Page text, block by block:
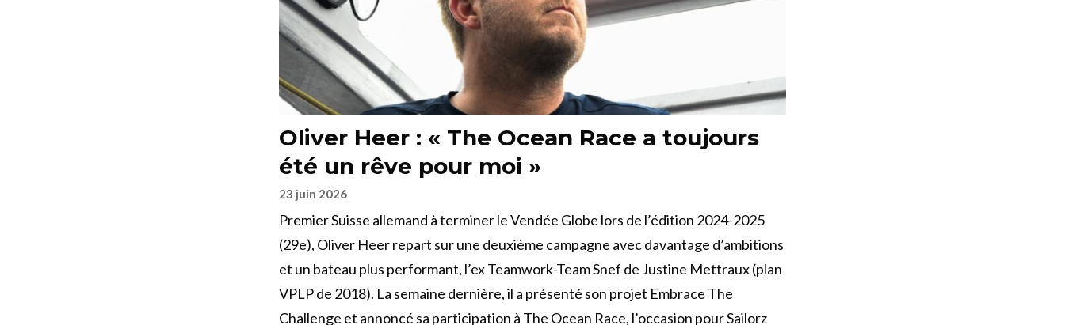
Oliver Heer : « The Ocean Race a toujours
été un rêve pour moi »
23 juin 2026
Premier Suisse allemand à terminer le Vendée Globe lors de l’édition 2024-2025
(29e), Oliver Heer repart sur une deuxième campagne avec davantage d’ambitions
et un bateau plus performant, l’ex Teamwork-Team Snef de Justine Mettraux (plan
VPLP de 2018). La semaine dernière, il a présenté son projet Embrace The
Challenge et annoncé sa participation à The Ocean Race, l’occasion pour Sailorz